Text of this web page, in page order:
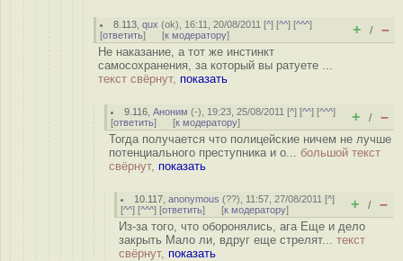
8.113 ,qux (ok), 16:11, 20/08/2011 [^] [^^] [^^^]
[ответить] [к модератору] + / –
Не наказание, а тот же инстинкт
самосохранения, за который вы ратуете ...
текст свёрнут, показать
9.116 ,Аноним (-), 19:23, 25/08/2011 [^] [^^] [^^^]
[ответить] [к модератору] + / –
Тогда получается что полицейские ничем не лучше
потенциального преступника и о... большой текст
свёрнут, показать
10.117 ,anonymous (??), 11:57, 27/08/2011 [^]
[^^] [^^^] [ответить] [к модератору] + / –
Из-за того, что оборонялись, ага Еще и дело
закрыть Мало ли, вдруг еще стрелят... текст
свёрнут, показать